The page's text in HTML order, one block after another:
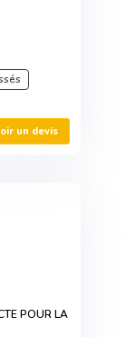
un devis
POUR LA